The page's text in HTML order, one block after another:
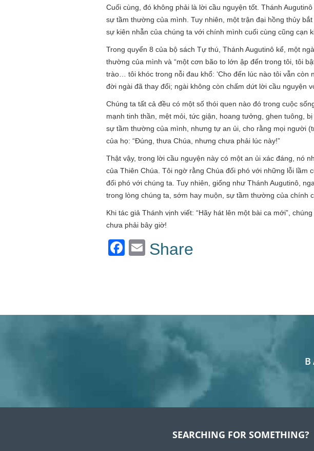
Cuối cùng, đó không phải là lời cầu nguyện tốt. Thánh
sự tầm thường của mình. Tuy nhiên, một trận đại hồng thủy
sự kiên nhẫn của chúng ta với chính mình cuối cùng cũng cạn
Trong quyển 8 của bộ sách Tự thú, Thánh Augutinô kể, một
thường của mình và “một cơn bão to lớn ập đến trong tôi, tôi
trào… tôi khóc trong nỗi đau khổ: ‘Cho đến lúc nào tôi vẫn còn
đời ngài đã thay đổi; ngài không còn chấm dứt lời cầu nguyện
Chúng ta tất cả đều có một số thói quen nào đó trong cuộc
mạnh tinh thần, mệt mỏi, tức giận, hoang tưởng, ghen tuông,
sự tầm thường của mình, nhưng tự an ủi, cho rằng mọi người
của họ: “Đúng, thưa Chúa, nhưng chưa phải lúc này!”
Thật vậy, trong lời cầu nguyện này có một an ủi xác đáng, nó
của Thiên Chúa. Tôi ngờ rằng Chúa đối phó với những lỗi
đối phó với chúng ta. Tuy nhiên, giống như Thánh Augutinô,
trong lòng chúng ta, sớm hay muộn, sự tầm thường của chính
Khi tác giả Thánh vịnh viết: “Hãy hát lên một bài ca mới”,
chưa phải bây giờ!
Facebook
Email
Share
SEARCHING FOR SOMETHING?